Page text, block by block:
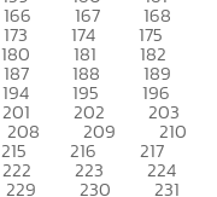
166 167 168
173 174 175
180 181 182
187 188 189
194 195 196
201 202 203
208 209 210
215 216 217
222 223 224
229 230 231